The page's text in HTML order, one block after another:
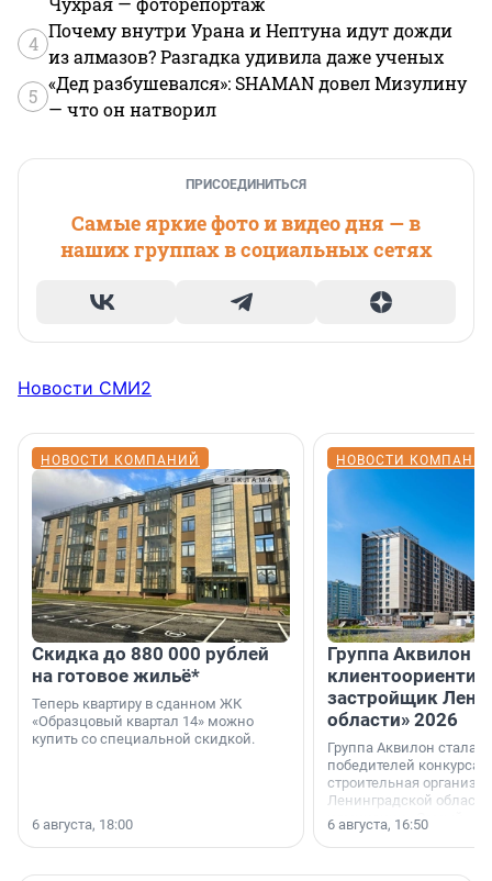
4
Почему внутри Урана и Нептуна идут дожди
из алмазов? Разгадка удивила даже ученых
5
«Дед разбушевался»: SHAMAN довел Мизулину
— что он натворил
ПРИСОЕДИНИТЬСЯ
Самые яркие фото и видео дня — в
наших группах в социальных сетях
Новости СМИ2
НОВОСТИ КОМПАНИЙ
Скидка до 880 000 рублей
на готовое жильё*
Теперь квартиру в сданном ЖК
«Образцовый квартал 14» можно
купить со специальной скидкой.
6 августа, 18:00
НОВОСТИ
Группа Аквилон
застройщик
области» 2026
Группа Аквилон стала
победителей конкурса
строительная
Ленинградской области
номинации «Самый
застройщик
области».
6 августа, 16:50